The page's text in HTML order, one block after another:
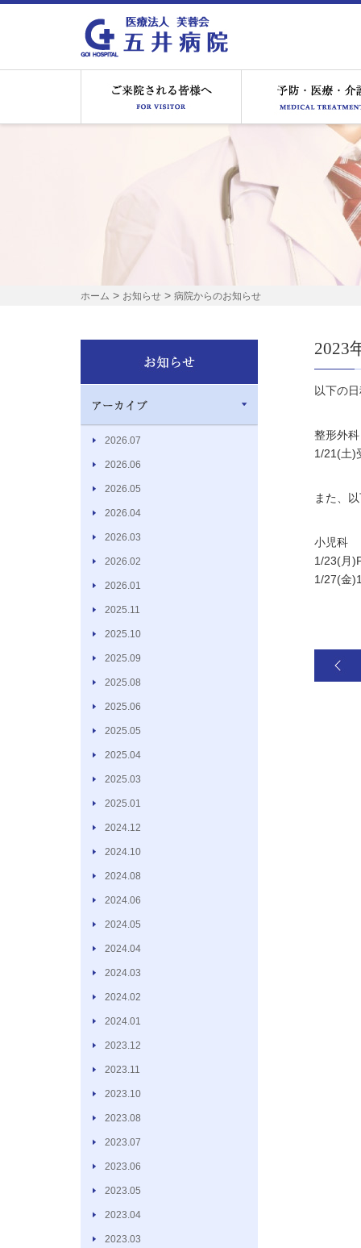
ホーム > お知らせ > 病院からのお知らせ
2026.07
2026.06
2026.05
2026.04
2026.03
2026.02
2026.01
2025.11
2025.10
2025.09
2025.08
2025.06
2025.05
2025.04
2025.03
2025.01
2024.12
2024.10
2024.08
2024.06
2024.05
2024.04
2024.03
2024.02
2024.01
2023.12
2023.11
2023.10
2023.08
2023.07
2023.06
2023.05
2023.04
2023.03
2023
以下の
整形外科
1/21(土)
また、
小児科
1/23(月
1/27(金